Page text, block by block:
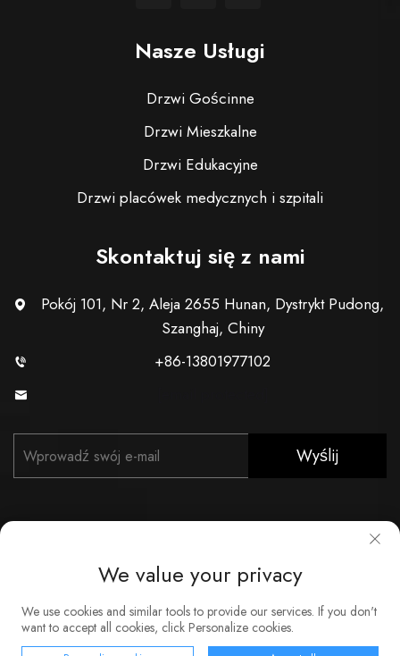
Nasze Usługi
Drzwi Gościnne
Drzwi Mieszkalne
Drzwi Edukacyjne
Drzwi placówek medycznych i szpitali
Skontaktuj się z nami
Pokój 101, Nr 2, Aleja 2655 Hunan, Dystrykt Pudong,
Szanghaj, Chiny
+86-13801977102
Wyślij
Copyright © Shanghai Xunzhong Industry Co., Ltd. Wszelkie
prawa zastrzeżone
We value your privacy
We use cookies and similar tools to provide our services. If you don't
want to accept all cookies, click Personalize cookies.